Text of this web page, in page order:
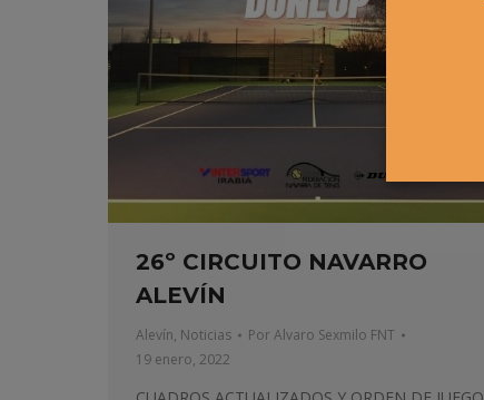
26º CIRCUITO NAVARRO
ALEVÍN
Alevín, Noticias PorAlvaro Sexmilo FNT
19 enero, 2022